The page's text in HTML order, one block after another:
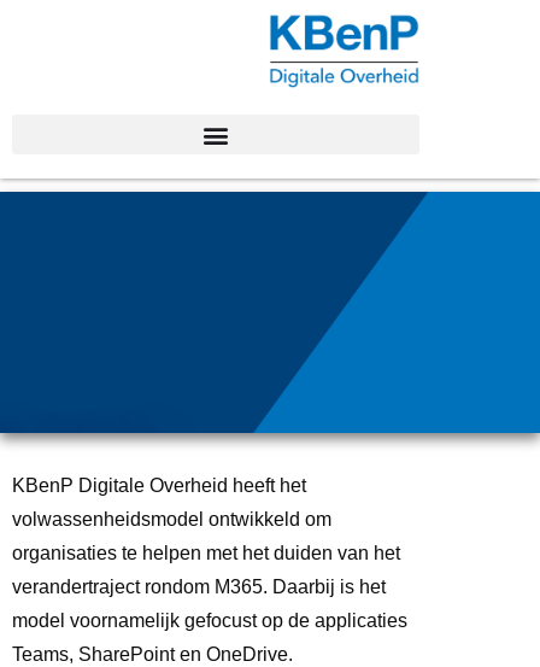
Volwassenheid
smodel M365
KBenP Digitale Overheid heeft het
volwassenheidsmodel ontwikkeld om
organisaties te helpen met het duiden van het
verandertraject rondom M365. Daarbij is het
model voornamelijk gefocust op de applicaties
Teams, SharePoint en OneDrive.